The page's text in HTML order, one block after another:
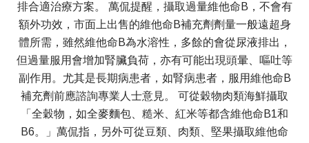
排合適治療方案。 萬侃提醒，攝取過量維他命B，不會有
額外功效，市面上出售的維他命B補充劑劑量一般遠超身
體所需，雖然維他命B為水溶性，多餘的會從尿液排出，
但過量服用會增加腎臟負荷，亦有可能出現頭暈、嘔吐等
副作用。尤其是長期病患者，如腎病患者，服用維他命B
補充劑前應諮詢專業人士意見。 可從穀物肉類海鮮攝取
「全穀物，如全麥麵包、糙米、紅米等都含維他命B1和
B6。」萬侃指，另外可從豆類、肉類、堅果攝取維他命